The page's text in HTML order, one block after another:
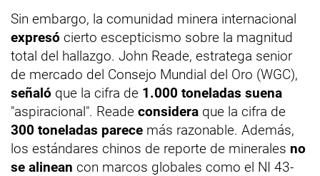
Sin embargo, la comunidad minera internacional
expresó cierto escepticismo sobre la magnitud
total del hallazgo. John Reade, estratega senior
de mercado del Consejo Mundial del Oro (WGC),
señaló que la cifra de 1.000 toneladas suena
"aspiracional". Reade considera que la cifra de
300 toneladas parece más razonable. Además,
los estándares chinos de reporte de minerales no
se alinean con marcos globales como el NI 43-